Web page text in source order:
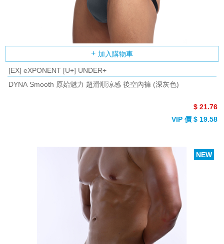
加入購物車
[EX] eXPONENT [U+] UNDER+
DYNA Smooth 原始魅力 超滑順涼感 後空內褲 (深灰色)
$ 21.76
VIP 價 $ 19.58
NEW